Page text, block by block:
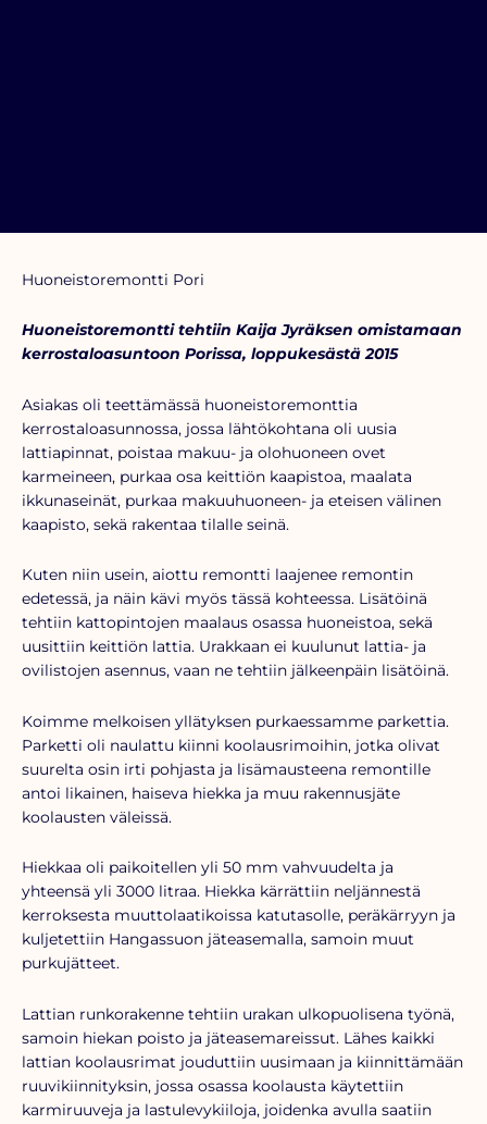
Huoneistoremontti Pori
Huoneistoremontti tehtiin Kaija Jyräksen omistamaan
kerrostaloasuntoon Porissa, loppukesästä 2015
Asiakas oli teettämässä huoneistoremonttia
kerrostaloasunnossa, jossa lähtökohtana oli uusia
lattiapinnat, poistaa makuu- ja olohuoneen ovet
karmeineen, purkaa osa keittiön kaapistoa, maalata
ikkunaseinät, purkaa makuuhuoneen- ja eteisen välinen
kaapisto, sekä rakentaa tilalle seinä.
Kuten niin usein, aiottu remontti laajenee remontin
edetessä, ja näin kävi myös tässä kohteessa. Lisätöinä
tehtiin kattopintojen maalaus osassa huoneistoa, sekä
uusittiin keittiön lattia. Urakkaan ei kuulunut lattia- ja
ovilistojen asennus, vaan ne tehtiin jälkeenpäin lisätöinä.
Koimme melkoisen yllätyksen purkaessamme parkettia.
Parketti oli naulattu kiinni koolausrimoihin, jotka olivat
suurelta osin irti pohjasta ja lisämausteena remontille
antoi likainen, haiseva hiekka ja muu rakennusjäte
koolausten väleissä.
Hiekkaa oli paikoitellen yli 50 mm vahvuudelta ja
yhteensä yli 3000 litraa. Hiekka kärrättiin neljännestä
kerroksesta muuttolaatikoissa katutasolle, peräkärryyn ja
kuljetettiin Hangassuon jäteasemalla, samoin muut
purkujätteet.
Lattian runkorakenne tehtiin urakan ulkopuolisena työnä,
samoin hiekan poisto ja jäteasemareissut. Lähes kaikki
lattian koolausrimat jouduttiin uusimaan ja kiinnittämään
ruuvikiinnityksin, jossa osassa koolausta käytettiin
karmiruuveja ja lastulevykiiloja, joidenka avulla saatiin